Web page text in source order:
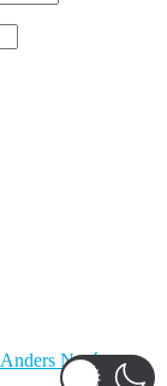
Anders Norén